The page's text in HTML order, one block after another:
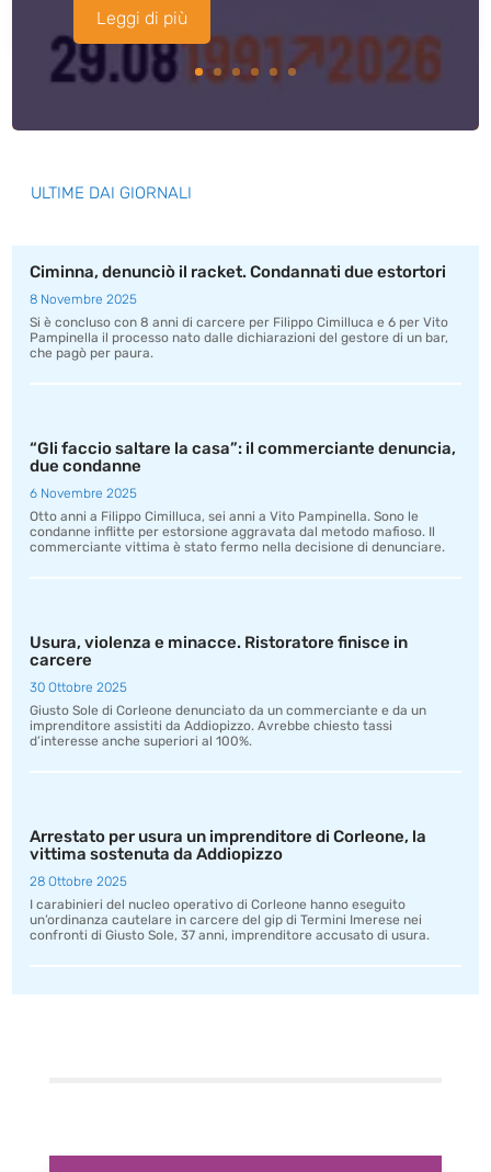
Leggi di più
ULTIME DAI GIORNALI
Ciminna, denunciò il racket. Condannati due estortori
8 Novembre 2025
Si è concluso con 8 anni di carcere per Filippo Cimilluca e 6 per Vito
Pampinella il processo nato dalle dichiarazioni del gestore di un bar,
che pagò per paura.
“Gli faccio saltare la casa”: il commerciante denuncia,
due condanne
6 Novembre 2025
Otto anni a Filippo Cimilluca, sei anni a Vito Pampinella. Sono le
condanne inflitte per estorsione aggravata dal metodo mafioso. Il
commerciante vittima è stato fermo nella decisione di denunciare.
Usura, violenza e minacce. Ristoratore finisce in
carcere
30 Ottobre 2025
Giusto Sole di Corleone denunciato da un commerciante e da un
imprenditore assistiti da Addiopizzo. Avrebbe chiesto tassi
d’interesse anche superiori al 100%.
Arrestato per usura un imprenditore di Corleone, la
vittima sostenuta da Addiopizzo
28 Ottobre 2025
I carabinieri del nucleo operativo di Corleone hanno eseguito
un’ordinanza cautelare in carcere del gip di Termini Imerese nei
confronti di Giusto Sole, 37 anni, imprenditore accusato di usura.